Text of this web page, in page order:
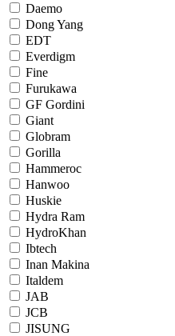
Daemo
Dong Yang
EDT
Everdigm
Fine
Furukawa
GF Gordini
Giant
Globram
Gorilla
Hammeroc
Hanwoo
Huskie
Hydra Ram
HydroKhan
Ibtech
Inan Makina
Italdem
JAB
JCB
JISUNG